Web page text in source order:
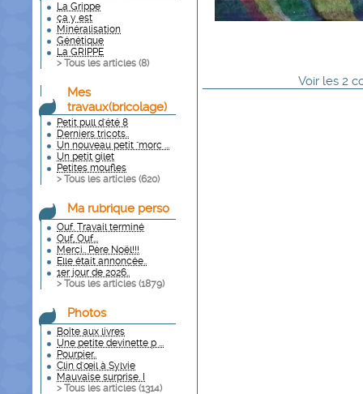
La Grippe
ça y est
Minéralisation
Génétique
La GRIPPE
> Tous les articles (8)
Mes
travaux(bricolage)
Petit pull d'été 8
Derniers tricots..
Un nouveau petit "morc ...
Un petit gilet
Petites moufles
> Tous les articles (620)
Ma rubrique perso
Ouf. Travail terminé
Ouf, Ouf...
Merci.. Père Noël!!!
Elle était annoncée..
1er jour de 2026..
> Tous les articles (1879)
Photos
Boîte aux livres
Une petite devinette p ...
Pourpier..
Clin d'œil à Sylvie
Mauvaise surprise. I
> Tous les articles (1314)
Voir les 2